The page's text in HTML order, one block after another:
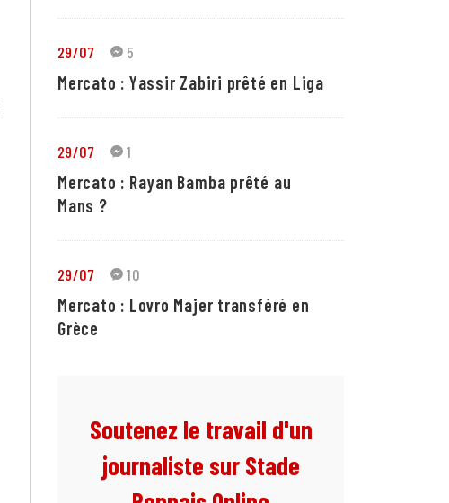
29/07 5
Mercato : Yassir Zabiri prêté en Liga
29/07 1
Mercato : Rayan Bamba prêté au
Mans ?
29/07 10
Mercato : Lovro Majer transféré en
Grèce
Soutenez le travail d'un
journaliste sur Stade